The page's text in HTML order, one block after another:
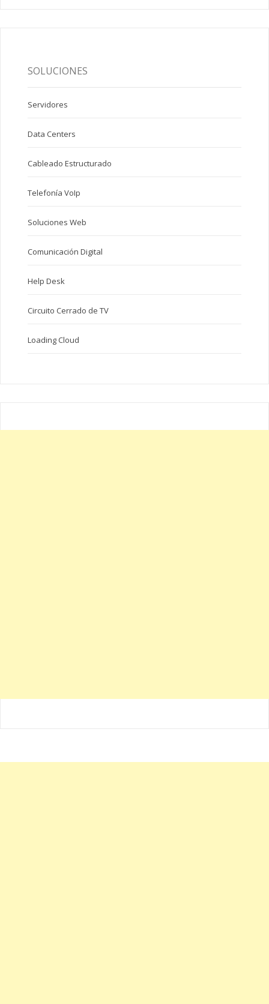
SOLUCIONES
Servidores
Data Centers
Cableado Estructurado
Telefonía VoIp
Soluciones Web
Comunicación Digital
Help Desk
Circuito Cerrado de TV
Loading Cloud